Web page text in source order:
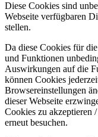
Diese Cookies sind
Webseite verfügbaren
stellen.
Da diese Cookies für
und Funktionen
Auswirkungen auf die
können Cookies
Browsereinstellungen
dieser Webseite
Cookies zu akzeptieren
erneut besuchen.